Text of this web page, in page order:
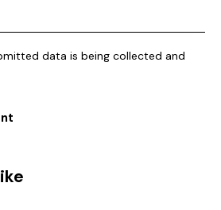
data is being collected and